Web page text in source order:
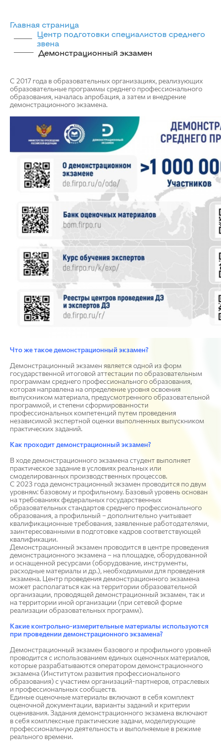
Главная страница
Центр подготовки специалистов среднего
звена
Демонстрационный экзамен
С 2017 года в образовательных организациях, реализующих
образовательные программы среднего профессионального
образования, началась апробация, а затем и внедрение
демонстрационного экзамена.
Что же такое демонстрационный экзамен?
Демонстрационный экзамен является одной из форм
государственной итоговой аттестации по образовательным
программам среднего профессионального образования,
которая направлена на определение уровня освоения
выпускником материала, предусмотренного образовательной
программой, и степени сформированности
профессиональных компетенций путем проведения
независимой экспертной оценки выполненных выпускником
практических заданий.
Как проходит демонстрационный экзамен?
В ходе демонстрационного экзамена студент выполняет
практическое задание в условиях реальных или
смоделированных производственных процессов.
С 2023 года демонстрационный экзамен проводится по двум
уровням: базовому и профильному. Базовый уровень основан
на требованиях федеральных государственных
образовательных стандартов среднего профессионального
образования, а профильный – дополнительно учитывает
квалификационные требования, заявленные работодателями,
заинтересованными в подготовке кадров соответствующей
квалификации.
Демонстрационный экзамен проводится в центре проведения
демонстрационного экзамена – на площадке, оборудованной
и оснащенной ресурсами (оборудование, инструменты,
расходные материалы и др.), необходимыми для проведения
экзамена. Центр проведения демонстрационного экзамена
может располагаться как на территории образовательной
организации, проводящей демонстрационный экзамен, так и
на территории иной организации (при сетевой форме
реализации образовательных программ).
Какие контрольно-измерительные материалы используются
при проведении демонстрационного экзамена?
Демонстрационный экзамен базового и профильного уровней
проводится с использованием единых оценочных материалов,
которые разрабатываются оператором демонстрационного
экзамена (Институтом развития профессионального
образования) с участием организаций-партнеров, отраслевых
и профессиональных сообществ.
Единые оценочные материалы включают в себя комплект
оценочной документации, варианты заданий и критерии
оценивания. Задания демонстрационного экзамена включают
в себя комплексные практические задачи, моделирующие
профессиональную деятельность и выполняемые в режиме
реального времени.